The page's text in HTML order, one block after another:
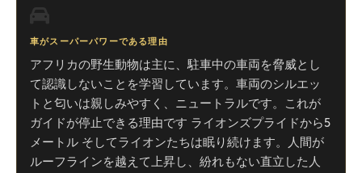
車がスーパーパワーである理由
アフリカの野生動物は主に、駐車中の車両を脅威とし
て認識しないことを学習しています。車両のシルエッ
トと匂いは親しみやすく、ニュートラルです。これが
ガイドが停止できる理由です ライオンズプライドから5
メートル そしてライオンたちは眠り続けます。人間が
ルーフラインを越えて上昇し、紛れもない直立した人